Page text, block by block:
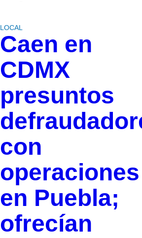
LOCAL
Caen en
CDMX
presuntos
con
operaciones
en Puebla;
ofrecían